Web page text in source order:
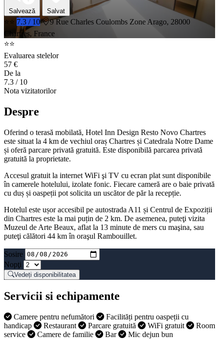
Salvează Salvat
⭐⭐ 7.3 / 10
9 Rue Charles Coulombs Zone Arago, 28000
Chartres, France
⭐⭐
Evaluarea stelelor
57 €
De la
7.3 / 10
Nota vizitatorilor
Despre
Oferind o terasă mobilată, Hotel Inn Design Resto Novo Chartres
este situat la 4 km de vechiul oraș Chartres și Catedrala Notre Dame
și oferă parcare privată gratuită. Este disponibilă parcarea privată
gratuită la proprietate.
Accesul gratuit la internet WiFi şi TV cu ecran plat sunt disponibile
în camerele hotelului, izolate fonic. Fiecare cameră are o baie privată
cu duș și oaspeții pot solicita un uscător de păr la recepție.
Hotelul este ușor accesibil pe autostrada A11 și Centrul de Expoziții
din Chartres este la mai puțin de 2 km. De asemenea, puteţi vizita
Muzeul de Arte Beaux, aflat la 13 minute de mers cu maşina, sau
puteţi călători 44 km în oraşul Rambouillet.
Sosire
Nopţi
Vedeți disponibilitatea
Servicii si echipamente
Camere pentru nefumători
Facilități pentru oaspeții cu
handicap
Restaurant Parcare gratuită WiFi gratuit
Room
service
Camere de familie Bar Mic dejun bun